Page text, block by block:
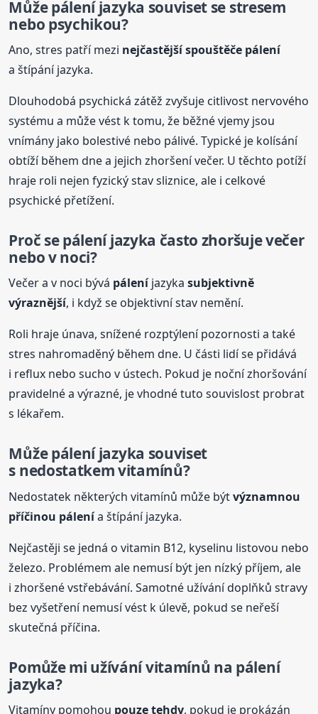
Můžepáleníjazyka souviset se stresem
nebo psychikou?
Ano, stres patří mezi nejčastější spouštěče pálení
a štípání jazyka.
Dlouhodobá psychická zátěž zvyšuje citlivost nervového
systému a může vést k tomu, že běžné vjemy jsou
vnímány jako bolestivé nebo pálivé. Typické je kolísání
obtíží během dne a jejich zhoršení večer. U těchto potíží
hraje roli nejen fyzický stav sliznice, ale i celkové
psychické přetížení.
Proč sepáleníjazyka často zhoršuje večer
nebo v noci?
Večer a v noci bývá páleníjazykasubjektivně
výraznější, i když se objektivní stav nemění.
Roli hraje únava, snížené rozptýlení pozornosti a také
stres nahromaděný během dne. U části lidí se přidává
i reflux nebo sucho v ústech. Pokud je noční zhoršování
pravidelné a výrazné, je vhodné tuto souvislost probrat
s lékařem.
Můžepáleníjazyka souviset
s nedostatkem vitamínů?
Nedostatek některých vitamínů může býtvýznamnou
příčinou pálenía štípání jazyka.
Nejčastěji se jedná o vitamin B12, kyselinu listovou nebo
železo. Problémem ale nemusí být jen nízký příjem, ale
i zhoršené vstřebávání. Samotné užívání doplňků stravy
bez vyšetření nemusí vést k úlevě, pokud se neřeší
skutečná příčina.
Pomůže mi užívání vitamínů na pálení
jazyka?
Vitamíny pomohou pouze tehdy, pokud je prokázán